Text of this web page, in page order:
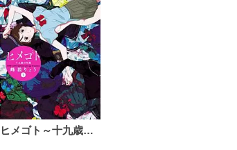
ヒメゴト～十九歳の制服～